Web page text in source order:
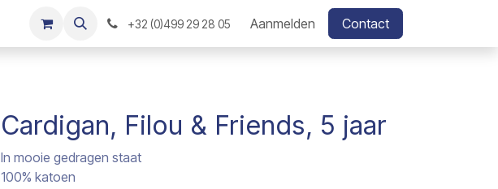
+32 (0)499 29 28 05 Aanmelden Contact
Cardigan, Filou & Friends, 5 jaar
In mooie gedragen staat
100% katoen